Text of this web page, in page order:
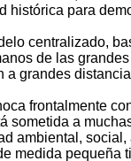
para
centralizado,
de las
grandes
frontalmente
a
medida